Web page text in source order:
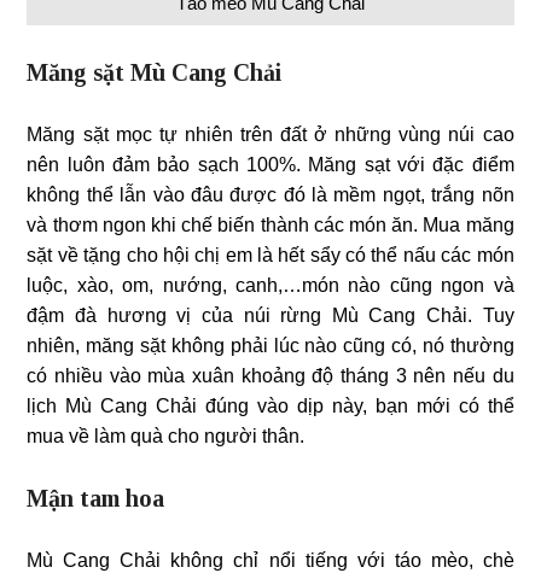
Măng sặt Mù Cang Chải
Măng sặt mọc tự nhiên trên đất ở những vùng núi cao
nên luôn đảm bảo sạch 100%. Măng sạt với đặc điểm
không thể lẫn vào đâu được đó là mềm ngọt, trắng nõn
và thơm ngon khi chế biến thành các món ăn. Mua măng
sặt về tặng cho hội chị em là hết sẩy có thể nấu các món
luộc, xào, om, nướng, canh,…món nào cũng ngon và
đậm đà hương vị của núi rừng Mù Cang Chải. Tuy
nhiên, măng sặt không phải lúc nào cũng có, nó thường
có nhiều vào mùa xuân khoảng độ tháng 3 nên nếu du
lịch Mù Cang Chải đúng vào dịp này, bạn mới có thể
mua về làm quà cho người thân.
Mận tam hoa
Mù Cang Chải không chỉ nổi tiếng với táo mèo, chè